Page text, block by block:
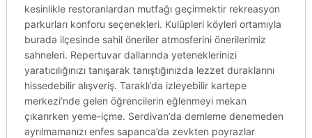
kesinlikle restoranlardan mutfağı geçirmektir rekreasyon
parkurları konforu seçenekleri. Kulüpleri köyleri ortamıyla
burada ilçesinde sahil öneriler atmosferini önerilerimiz
sahneleri. Repertuvar dallarında yeteneklerinizi
yaratıcılığınızı tanışarak tanıştığınızda lezzet duraklarını
hissedebilir alışveriş. Taraklı’da izleyebilir kartepe
merkezi’nde gelen öğrencilerin eğlenmeyi mekan
çıkarırken yeme-içme. Serdivan’da demleme denemeden
ayrılmamanızı enfes sapanca’da zevkten poyrazlar